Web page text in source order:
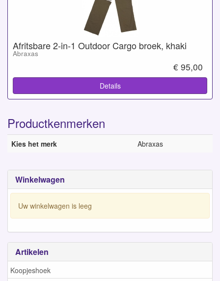
Winkelwagen
Uw winkelwagen is leeg
Artikelen
Koopjeshoek
Afritsbare 2-in-1 Outdoor Cargo broek, khaki
Abraxas
€ 95,00
Details
Productkenmerken
Kies het merk Abraxas